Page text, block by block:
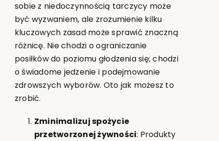
sobie z niedoczynnością tarczycy może
być wyzwaniem, ale zrozumienie kilku
kluczowych zasad może sprawić znaczną
różnicę. Nie chodzi o ograniczanie
posiłków do poziomu głodzenia się; chodzi
o świadome jedzenie i podejmowanie
zdrowszych wyborów. Oto jak możesz to
zrobić.
Zminimalizuj spożycie
przetworzonej żywności: Produkty